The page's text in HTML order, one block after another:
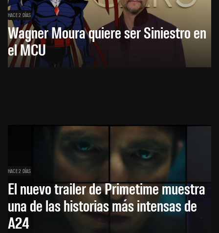
HACE 2 DÍAS
Wagner Moura quiere ser Siniestro en
el MCU
HACE 2 DÍAS
El nuevo trailer de Primetime muestra
una de las historias más intensas de
A24